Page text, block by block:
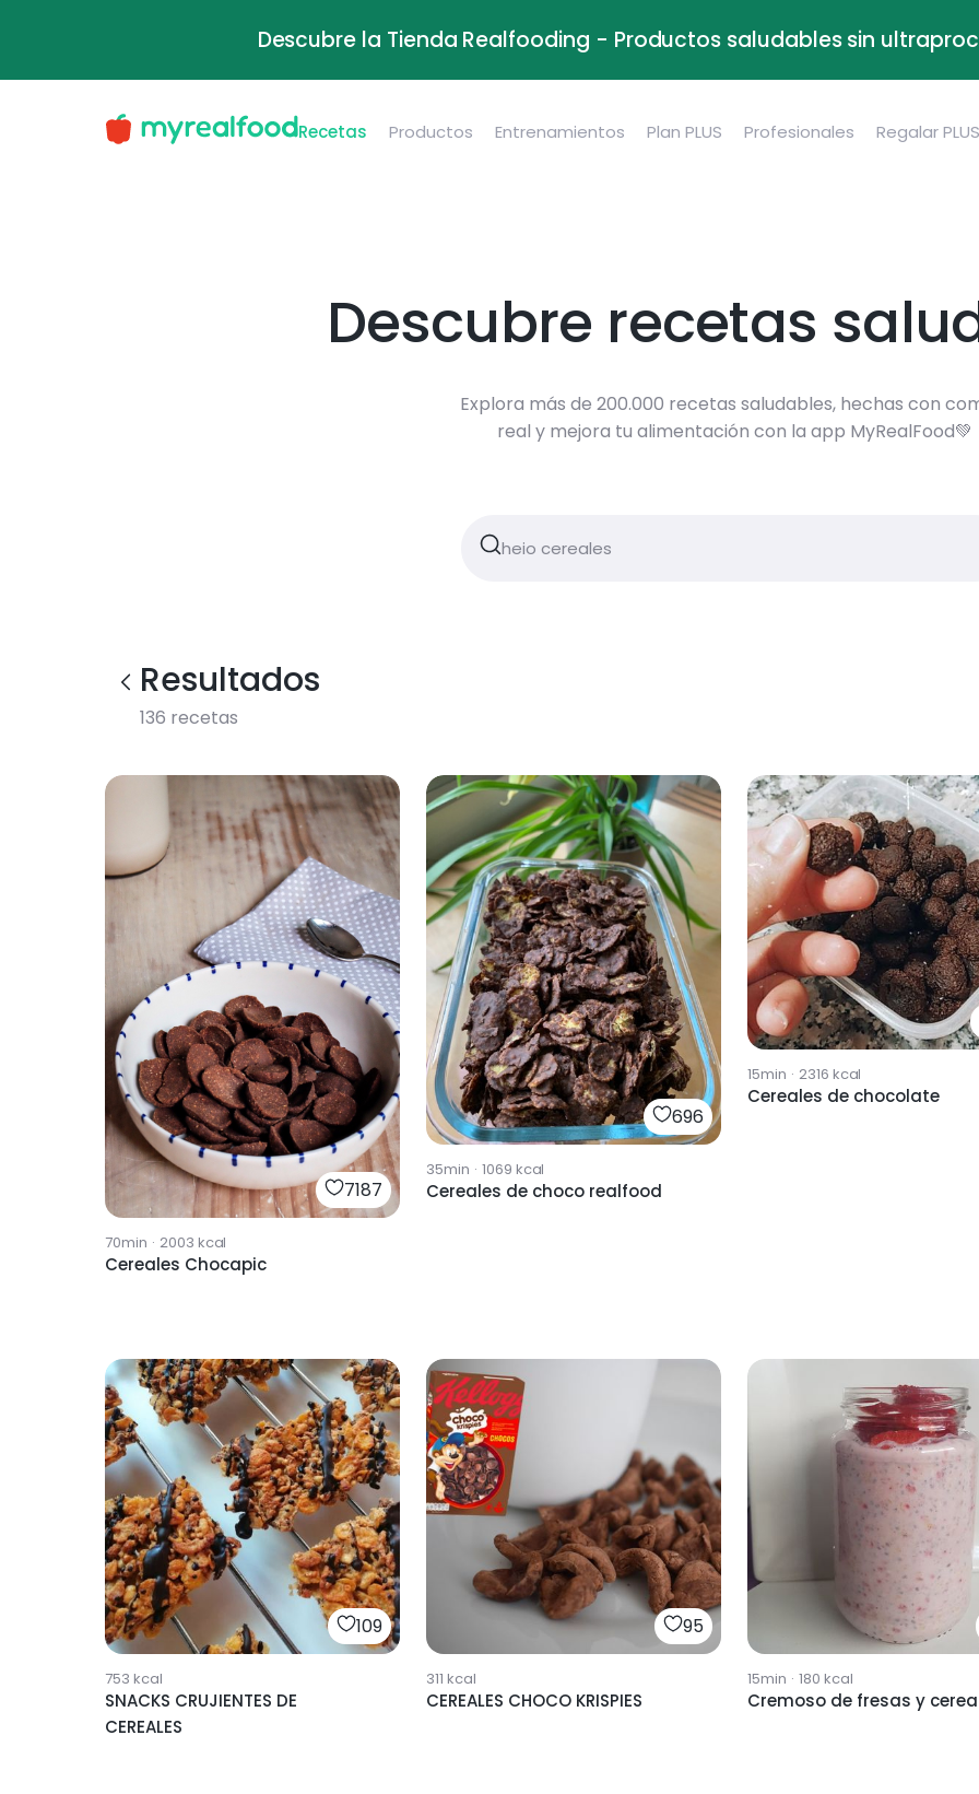
Descubre la Tienda Realfooding - Productos saludables sin
Recetas Productos Entrenamientos Plan PLUS Profesionales Regalar
Descubre recetas
Explora más de 200.000 recetas saludables, hechas con
real y mejora tu alimentación con la app MyRealFood💚
Resultados
136 recetas
7187
70min · 2003 kcal
Cereales Chocapic
696
35min · 1069 kcal
Cereales de choco realfood
15min · 2316 kcal
Cereales de chocolate
109
753 kcal
SNACKS CRUJIENTES DE
CEREALES
95
311 kcal
CEREALES CHOCO KRISPIES
15min · 180 kcal
Cremoso de fresas y